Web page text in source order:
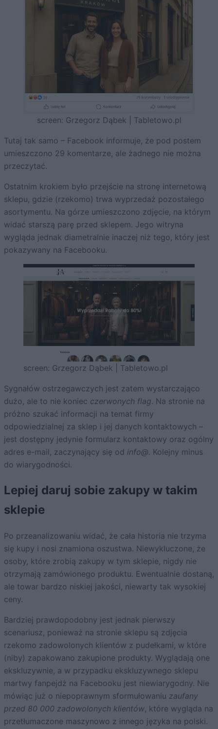
screen: Grzegorz Dąbek | Tabletowo.pl
Tutaj tak samo – Facebook informuje, że pod postem
umieszczono 29 komentarze, ale żadnego nie można
przeczytać.
Ostatnim krokiem było przejście na stronę internetową
sklepu, gdzie (rzekomo) trwa wyprzedaż pozostałego
asortymentu. Na górze umieszczono zdjęcie, na którym
widać starszą parę przed sklepem. Jego witryna
wygląda jednak diametralnie inaczej niż tego, który jest
pokazywany na Facebooku.
screen: Grzegorz Dąbek | Tabletowo.pl
Sygnałów ostrzegawczych jest zatem wystarczająco
dużo, ale to nie koniec czerwonych flag. Na stronie na
próżno szukać informacji na temat firmy
odpowiedzialnej za sklep i jej danych kontaktowych –
jest dostępny jedynie formularz kontaktowy oraz ogólny
adres e-mail, zaczynający się od info@. Kolejny minus
do wiarygodności.
Lepiej daruj sobie zakupy w takim
sklepie
Po przeanalizowaniu widać, że cała historia nie trzyma
się kupy i nosi znamiona oszustwa. Niewykluczone, że
osoby, które zrobią zakupy w tym sklepie, nigdy nie
otrzymają zamówionego produktu. Ewentualnie dostaną,
ale towar bardzo niskiej jakości, niewarty tak wysokiej
ceny.
Bardziej prawdopodobny jest jednak pierwszy
scenariusz, ponieważ na stronie sklepu są zdjęcia
rzekomo zadowolonych klientów z pudełkami, w które
(niby) zapakowano zakupione produkty. Wyglądają one
ekskluzywnie, a w przypadku ekskluzywnego sklepu
martwy fanpejdż na Facebooku jest niewiarygodny. Nie
mówiąc już o niepoprawnym sformułowaniu zaufany
przed 80 000 zadowolonych klientów, które wygląda na
przetłumaczone maszynowo z innego języka na polski.